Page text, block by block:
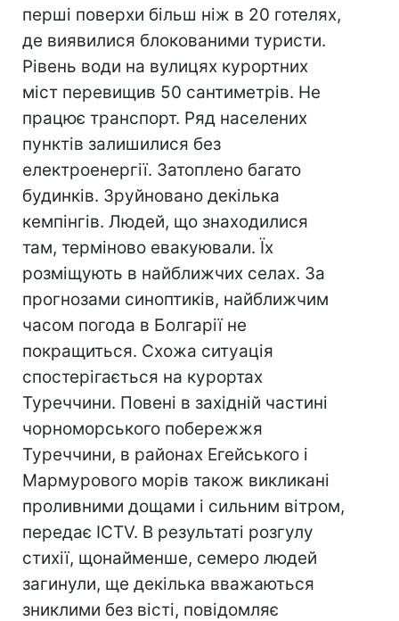
перші поверхи більш ніж в 20 готелях,
де виявилися блокованими туристи.
Рівень води на вулицях курортних
міст перевищив 50 сантиметрів. Не
працює транспорт. Ряд населених
пунктів залишилися без
електроенергії. Затоплено багато
будинків. Зруйновано декілька
кемпінгів. Людей, що знаходилися
там, терміново евакуювали. Їх
розміщують в найближчих селах. За
прогнозами синоптиків, найближчим
часом погода в Болгарії не
покращиться. Схожа ситуація
спостерігається на курортах
Туреччини. Повені в західній частині
чорноморського побережжя
Туреччини, в районах Егейського і
Мармурового морів також викликані
проливними дощами і сильним вітром,
передає ICTV. В результаті розгулу
стихії, щонайменше, семеро людей
загинули, ще декілька вважаються
зниклими без вісті, повідомляє